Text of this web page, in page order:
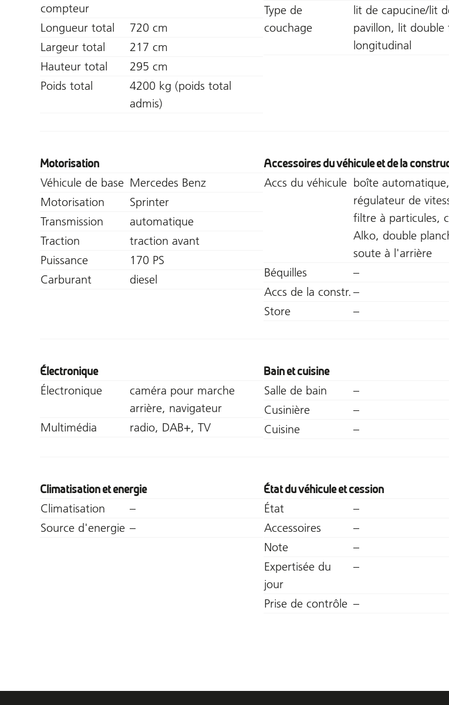
compteur
Longueur total
720 cm
Largeur total
217 cm
Hauteur total
295 cm
Poids total
4200 kg (poids total
admis)
Type de
couchage
lit de capucine/lit
pavillon, lit double
longitudinal
Motorisation
Véhicule de base Mercedes Benz
Motorisation
Sprinter
Transmission
automatique
Traction
traction avant
Puissance
170 PS
Carburant
diesel
Accessoires du véhicule et de la
Accs du véhicule boîte automatique,
régulateur de
filtre à particules,
Alko, double
soute à l'arrière
Béquilles
–
Accs de la constr. –
Store
–
Électronique
Électronique
caméra pour marche
arrière, navigateur
Multimédia
radio, DAB+, TV
Bain et cuisine
Salle de bain
–
Cusinière
–
Cuisine
–
Climatisation et energie
Climatisation
–
Source d'energie –
État du véhicule et cession
État
–
Accessoires
–
Note
–
Expertisée du
jour
–
Prise de contrôle –